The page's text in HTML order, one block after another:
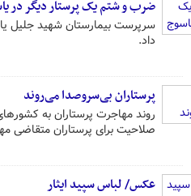
ضرب و شتم یک پرستار دیگر در
سرپرست بیمارستان شهید جلیل
داد.
پرستاران بی‌سروصدا می‌روند
صلاحیت برای پرستاران متقاضی
عکس/ لباس سپید ایثار